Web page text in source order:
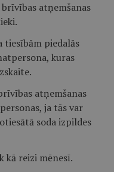
atņemšanas
tiesībām piedalās
kuras
atņemšanas
ja tās var
soda izpildes
kā reizi mēnesī.